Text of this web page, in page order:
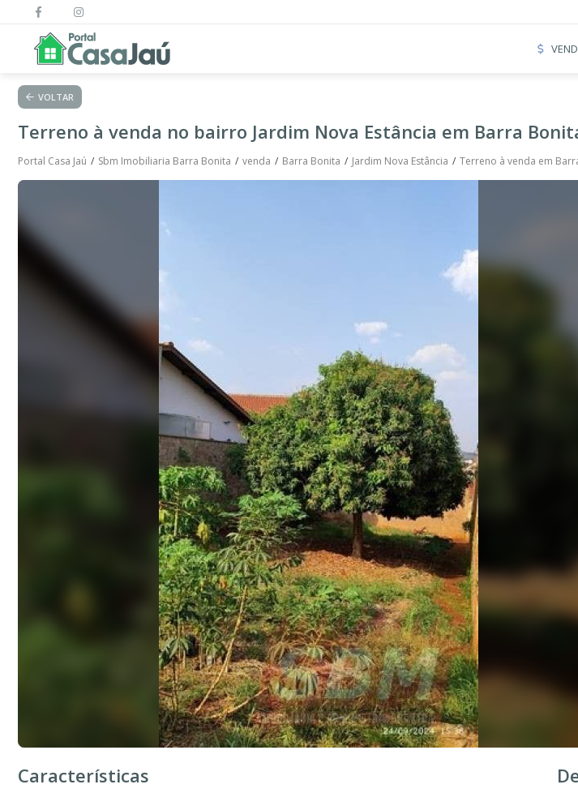
VOLTAR
Terreno à venda no bairro Jardim Nova Estância em Barra
Portal Casa Jaú Sbm Imobiliaria Barra Bonita venda Barra Bonita Jardim Nova Estância Terreno à venda em
Características